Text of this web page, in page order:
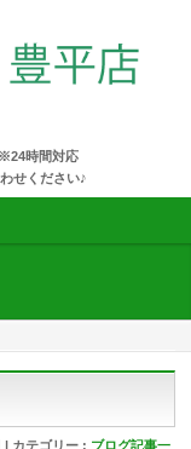
カテゴリー : ブログ記事一